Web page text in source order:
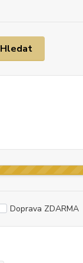
Hledat
Doprava ZDARMA